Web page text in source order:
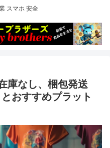
スマホ 安全
庫なし、梱包発送
おすすめプラット